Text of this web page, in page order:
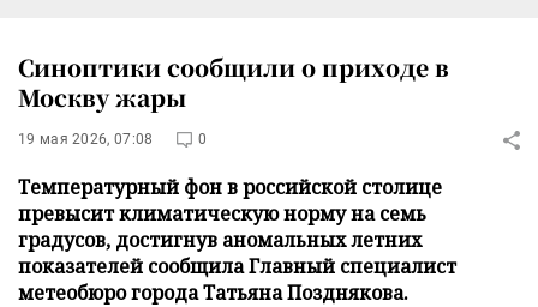
Синоптики сообщили о приходе в
Москву жары
19 мая 2026, 07:08 0
Температурный фон в российской столице
превысит климатическую норму на семь
градусов, достигнув аномальных летних
показателей сообщила Главный специалист
метеобюро города Татьяна Позднякова.